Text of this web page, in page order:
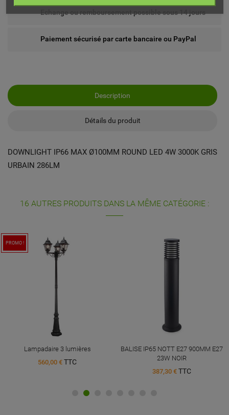
Echange ou remboursement possible sous 14 jours
Paiement sécurisé par carte bancaire ou PayPal
Description
Détails du produit
DOWNLIGHT IP66 MAX Ø100MM ROUND LED 4W 3000K GRIS
URBAIN 286LM
16 AUTRES PRODUITS DANS LA MÊME CATÉGORIE :
PROMO !
Lampadaire 3 lumières
560,00 € TTC
BALISE IP65 NOTT E27 900MM E27
23W NOIR
387,30 € TTC